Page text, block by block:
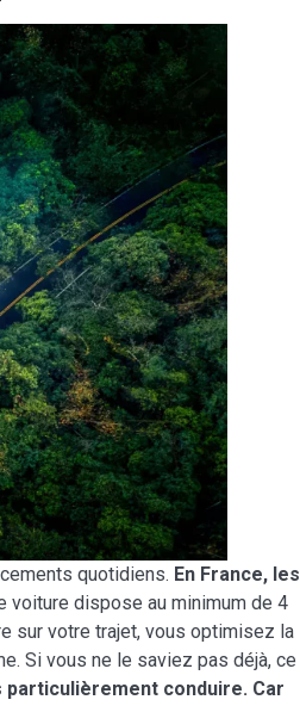
quotidiens. En France, les
voiture dispose au minimum de 4
sur votre trajet, vous optimisez la
Si vous ne le saviez pas déjà, ce
particulièrement conduire. Car